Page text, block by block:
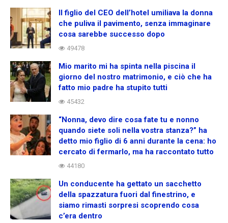
Il figlio del CEO dell’hotel umiliava la donna
che puliva il pavimento, senza immaginare
cosa sarebbe successo dopo
49478
Mio marito mi ha spinta nella piscina il
giorno del nostro matrimonio, e ciò che ha
fatto mio padre ha stupito tutti
45432
“Nonna, devo dire cosa fate tu e nonno
quando siete soli nella vostra stanza?” ha
detto mio figlio di 6 anni durante la cena: ho
cercato di fermarlo, ma ha raccontato tutto
44180
Un conducente ha gettato un sacchetto
della spazzatura fuori dal finestrino, e
siamo rimasti sorpresi scoprendo cosa
c’era dentro